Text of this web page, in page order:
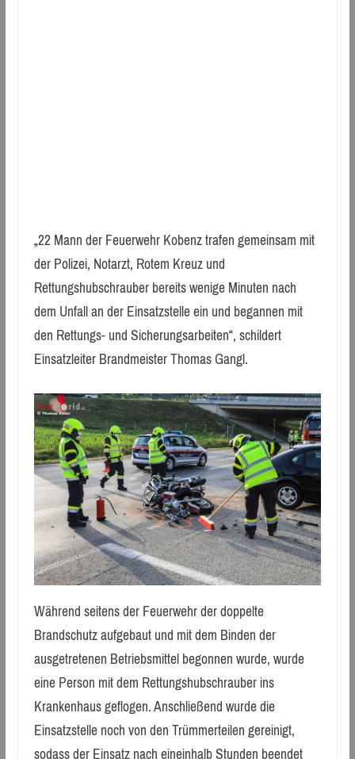
„22 Mann der Feuerwehr Kobenz trafen gemeinsam mit
der Polizei, Notarzt, Rotem Kreuz und
Rettungshubschrauber bereits wenige Minuten nach
dem Unfall an der Einsatzstelle ein und begannen mit
den Rettungs- und Sicherungsarbeiten“, schildert
Einsatzleiter Brandmeister Thomas Gangl.
Während seitens der Feuerwehr der doppelte
Brandschutz aufgebaut und mit dem Binden der
ausgetretenen Betriebsmittel begonnen wurde, wurde
eine Person mit dem Rettungshubschrauber ins
Krankenhaus geflogen. Anschließend wurde die
Einsatzstelle noch von den Trümmerteilen gereinigt,